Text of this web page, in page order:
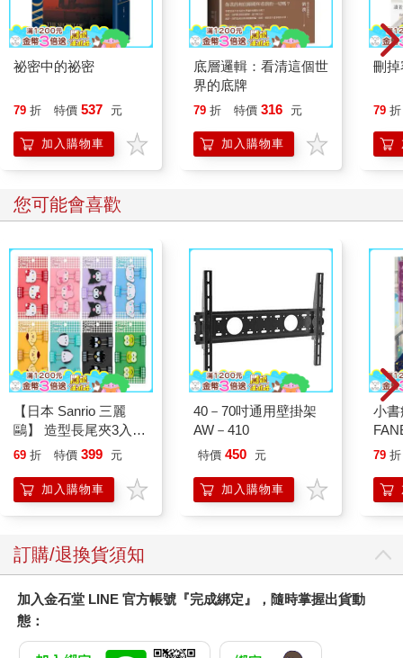
祕密中的祕密
79 折 特價 537 元
加入購物車
底層邏輯：看清這個世
界的底牌
79 折 特價 316 元
加入購物車
刪
79 折
您可能會喜歡
【日本 Sanrio 三麗
鷗】 造型長尾夾3入組
(8款可選) 凱蒂貓 Hello
企鵝
69 折 特價 399 元
加入購物車
40－70吋通用壁掛架
AW－410
特價 450 元
加入購物車
小
成
79 折
訂購/退換貨須知
加入金石堂 LINE 官方帳號『完成綁定』，隨時掌握出貨動
態：